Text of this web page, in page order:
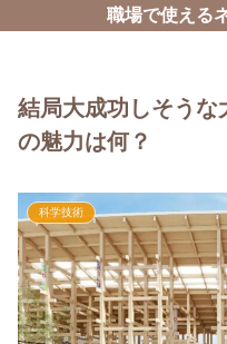
職場で使える
結局大成功しそうな
の魅力は何？
科学技術